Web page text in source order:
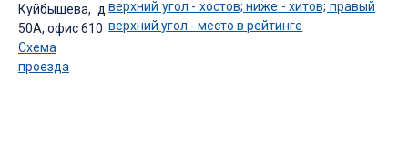
Куйбышева, д.
50А, офис 610
Схема
проезда